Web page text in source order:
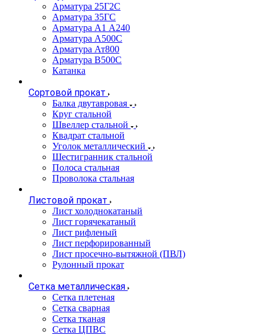
Арматура 25Г2С
Арматура 35ГС
Арматура А1 А240
Арматура А500С
Арматура Ат800
Арматура В500С
Катанка
Сортовой прокат
Балка двутавровая
Круг стальной
Швеллер стальной
Квадрат стальной
Уголок металлический
Шестигранник стальной
Полоса стальная
Проволока стальная
Листовой прокат
Лист холоднокатаный
Лист горячекатаный
Лист рифленый
Лист перфорированный
Лист просечно-вытяжной (ПВЛ)
Рулонный прокат
Сетка металлическая
Сетка плетеная
Сетка сварная
Сетка тканая
Сетка ЦПВС